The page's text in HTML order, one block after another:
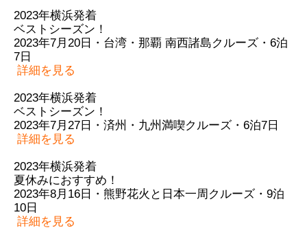
2023年横浜発着
ベストシーズン！
2023年7月20日・台湾・那覇 南西諸島クルーズ・6泊
7日
詳細を見る
2023年横浜発着
ベストシーズン！
2023年7月27日・済州・九州満喫クルーズ・6泊7日
詳細を見る
2023年横浜発着
夏休みにおすすめ！
2023年8月16日・熊野花火と日本一周クルーズ・9泊
10日
詳細を見る